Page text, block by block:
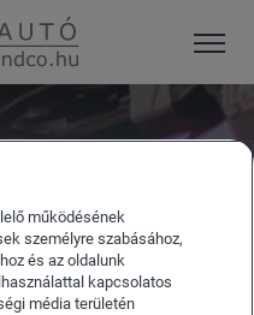
működésének
személyre szabásához,
és az oldalunk
kapcsolatos
média területén